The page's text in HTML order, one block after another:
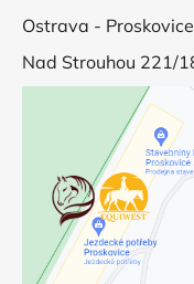
Ostrava - Proskovice
Nad Strouhou 221/